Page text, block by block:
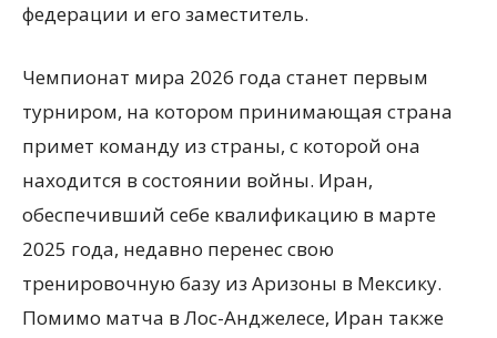
федерации и его заместитель.
Чемпионат мира 2026 года станет первым
турниром, на котором принимающая страна
примет команду из страны, с которой она
находится в состоянии войны. Иран,
обеспечивший себе квалификацию в марте
2025 года, недавно перенес свою
тренировочную базу из Аризоны в Мексику.
Помимо матча в Лос-Анджелесе, Иран также